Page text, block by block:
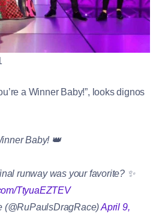
a Winner Baby!”, looks dignos
Baby! 👑
runway was your favorite? ✨
TtyuaEZTEV
April 9,